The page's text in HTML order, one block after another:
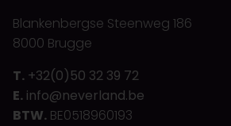
Blankenbergse Steenweg 186
8000 Brugge
T. +32(0)50 32 39 72
E. info@neverland.be
BTW. BE0518960193